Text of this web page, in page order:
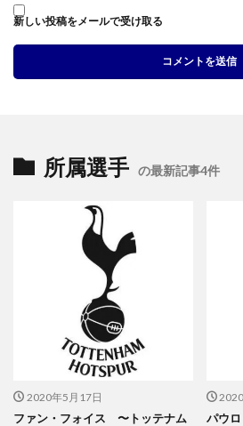
新しい投稿をメールで受け取る
所属選手 の最新記事4件
2020年5月17日
ファン・フォイス 〜トッテナム
パウ